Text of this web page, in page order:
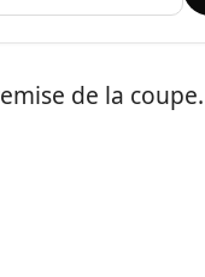
de la coupe.